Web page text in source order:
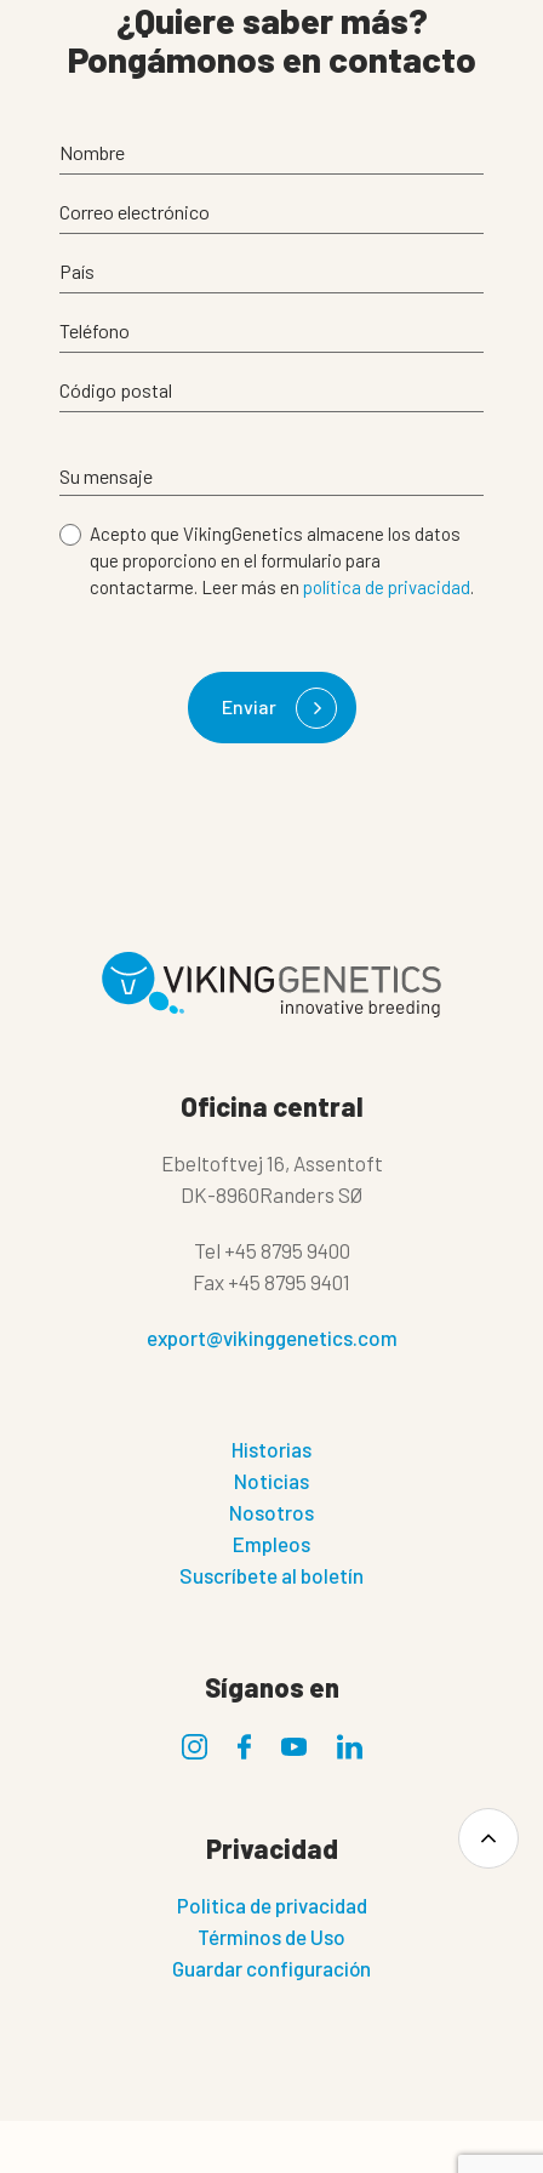
¿Quiere saber más?
Pongámonos en contacto
Nombre
Correo electrónico
País
Teléfono
Código postal
Su mensaje
Acepto que VikingGenetics almacene los datos
que proporciono en el formulario para
contactarme. Leer más en política de privacidad.
Enviar
Oficina central
Ebeltoftvej 16, Assentoft
DK-8960Randers SØ
Tel +45 8795 9400
Fax +45 8795 9401
export@vikinggenetics.com
Historias
Noticias
Nosotros
Empleos
Suscríbete al boletín
Síganos en
Privacidad
Politica de privacidad
Términos de Uso
Guardar configuración